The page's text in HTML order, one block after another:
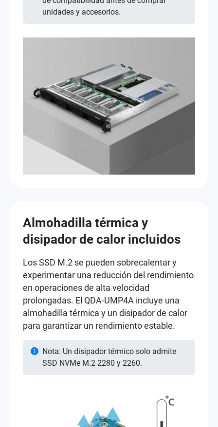
unidades y accesorios.
Almohadilla térmica y
disipador de calor incluidos
Los SSD M.2 se pueden sobrecalentar y
experimentar una reducción del rendimiento
en operaciones de alta velocidad
prolongadas. El QDA-UMP4A incluye una
almohadilla térmica y un disipador de calor
para garantizar un rendimiento estable.
Nota: Un disipador térmico solo admite
SSD NVMe M.2 2280 y 2260.